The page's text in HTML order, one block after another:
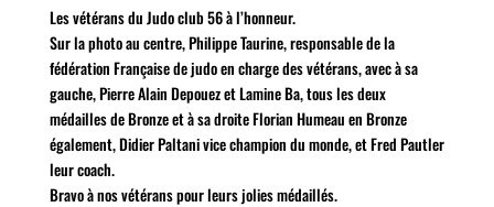
Les vétérans du Judo club 56 à l’honneur.
Sur la photo au centre, Philippe Taurine, responsable de la
fédération Française de judo en charge des vétérans, avec à sa
gauche, Pierre Alain Depouez et Lamine Ba, tous les deux
médailles de Bronze et à sa droite Florian Humeau en Bronze
également, Didier Paltani vice champion du monde, et Fred Pautler
leur coach.
Bravo à nos vétérans pour leurs jolies médaillés.